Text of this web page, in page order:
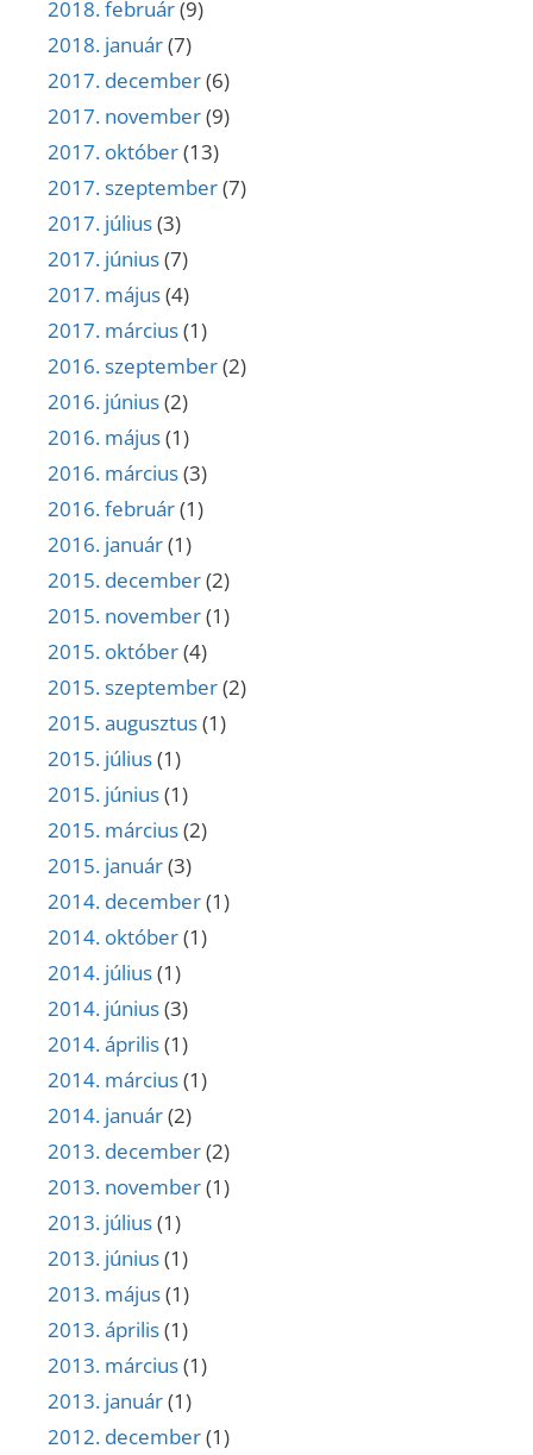
2018. február(9)
2018. január(7)
2017. december(6)
2017. november(9)
2017. október(13)
2017. szeptember(7)
2017. július(3)
2017. június(7)
2017. május(4)
2017. március(1)
2016. szeptember(2)
2016. június(2)
2016. május(1)
2016. március(3)
2016. február(1)
2016. január(1)
2015. december(2)
2015. november(1)
2015. október(4)
2015. szeptember(2)
2015. augusztus(1)
2015. július(1)
2015. június(1)
2015. március(2)
2015. január(3)
2014. december(1)
2014. október(1)
2014. július(1)
2014. június(3)
2014. április(1)
2014. március(1)
2014. január(2)
2013. december(2)
2013. november(1)
2013. július(1)
2013. június(1)
2013. május(1)
2013. április(1)
2013. március(1)
2013. január(1)
2012. december(1)